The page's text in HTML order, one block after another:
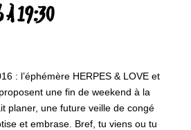
À 19:30
: l’éphémère HERPES & LOVE et
une fin de weekend à la
planer, une future veille de congé
et embrase. Bref, tu viens ou tu